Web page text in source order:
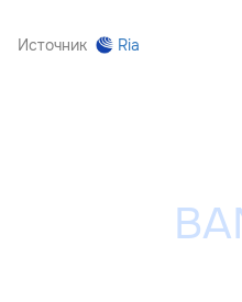
Источник Ria